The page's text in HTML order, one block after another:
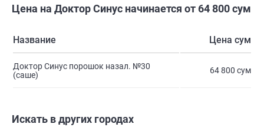
Цена на Доктор Синус начинается от 64 800 сум
Название Цена сум
Доктор Синус порошок назал. №30
(саше)
64 800 сум
Искать в других городах